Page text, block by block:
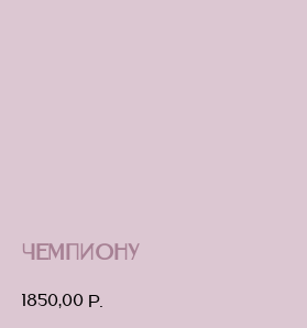
Чемпиону
1850,00 р.